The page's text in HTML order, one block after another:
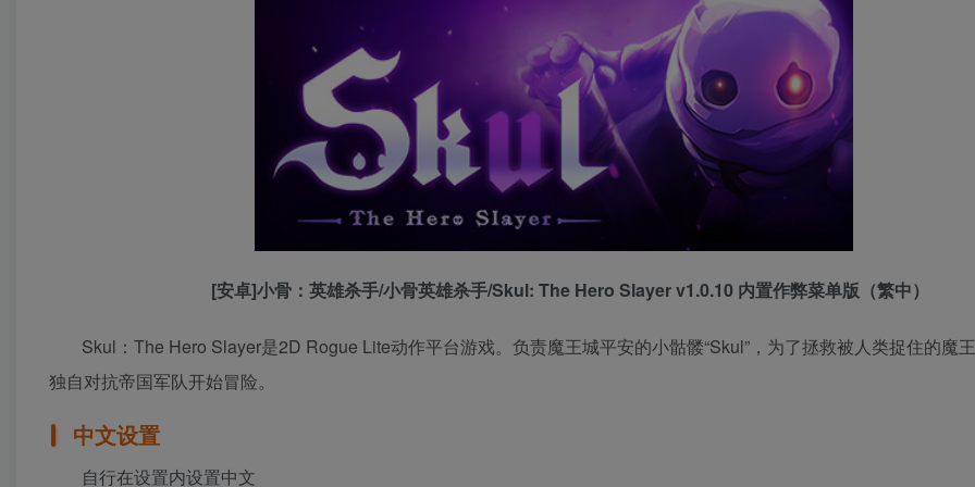
[安卓]小骨：英雄杀手/小骨英雄杀手/Skul: The Hero Slayer v1.0.10 内置作弊菜单版（繁中）
Skul：The Hero Slayer是2D Rogue Lite动作平台游戏。负责魔王城平安的小骷髅“Skul”，为了拯救被人类捉住的魔
独自对抗帝国军队开始冒险。
中文设置
自行在设置内设置中文